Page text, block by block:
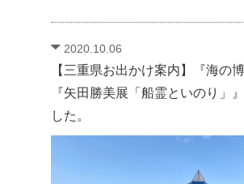
2020.10.06
【三重県お出かけ案内】『海の
『矢田勝美展「船霊といのり」
した。